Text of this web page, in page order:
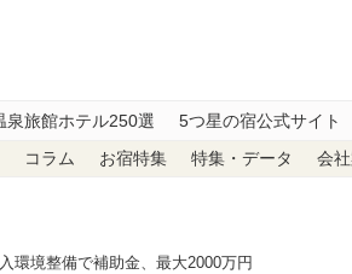
泉旅館ホテル250選 5つ星の宿公式サイト
コラム お宿特集 特集・データ 会
環境整備で補助金、最大2000万円